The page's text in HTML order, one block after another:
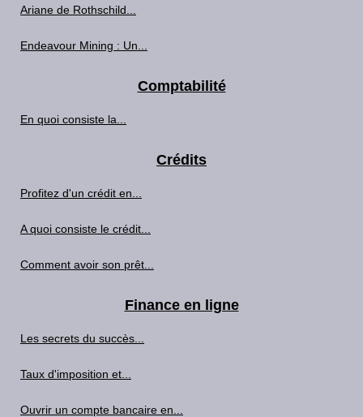
Ariane de Rothschild...
Endeavour Mining : Un...
Comptabilité
En quoi consiste la...
Crédits
Profitez d'un crédit en...
A quoi consiste le crédit...
Comment avoir son prêt...
Finance en ligne
Les secrets du succès...
Taux d'imposition et...
Ouvrir un compte bancaire en...